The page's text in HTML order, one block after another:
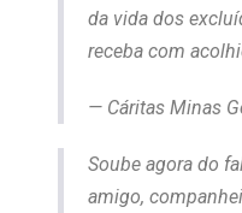
da vida dos
receba com
— Cáritas Minas
Soube agora do
amigo,